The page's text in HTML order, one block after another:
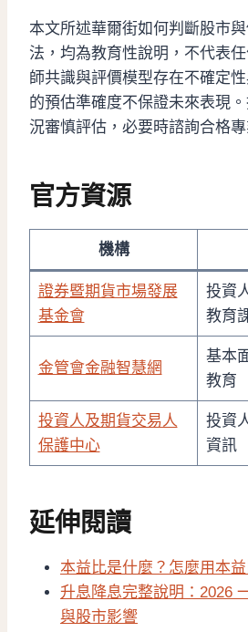
本文所述華爾街如何判斷股市
法，均為教育性說明，不代表
師共識與評價模型存在不確定
的預估準確度不保證未來表現
況審慎評估，必要時諮詢合格專
官方資源
機構
證券暨期貨市場發展
基金會
投資
教育
金管會金融智慧網
基本
教育
投資人及期貨交易人
保護中心
投資
資訊
延伸閱讀
本益比是什麼？怎麼用本
升息降息完整說明：2026
與股市影響